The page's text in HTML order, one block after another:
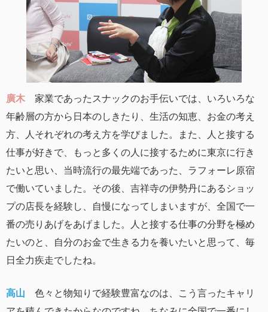
廣木
家業であったスナックのお手伝いでは、いろいろな
年齢層の方から日本のしきたり、生活の知恵、お金の考え
方、人それぞれの考え方を学びました。また、人と接する
仕事が好きで、もっと多くの人に接するために東京に行き
たいと思い、当時流行の最先端であった、ラフォーレ原宿
で働いていました。その後、吉祥寺の伊勢丹にあるショッ
プの店長を経験し、自慢になってしまいますが、全国で一
番の売りあげをあげました。人と接する仕事の分野を極め
たいのと、自分のお金で生きる力を養いたいと思って、毎
日全力疾走でしたね。
高山
色々と物知りで経験豊富なのは、こう言ったキャリ